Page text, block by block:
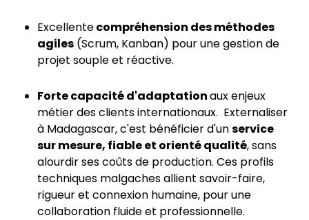
Excellentecompréhension des méthodes
agiles (Scrum, Kanban) pour une gestion de
projet souple et réactive.
Forte capacité d'adaptationaux enjeux
métier des clients internationaux. ‍ Externaliser
à Madagascar, c'est bénéficier d'unservice
sur mesure, fiable et orienté qualité, sans
alourdir ses coûts de production. Ces profils
techniques malgaches allient savoir-faire,
rigueur et connexion humaine, pour une
collaboration fluide et professionnelle.